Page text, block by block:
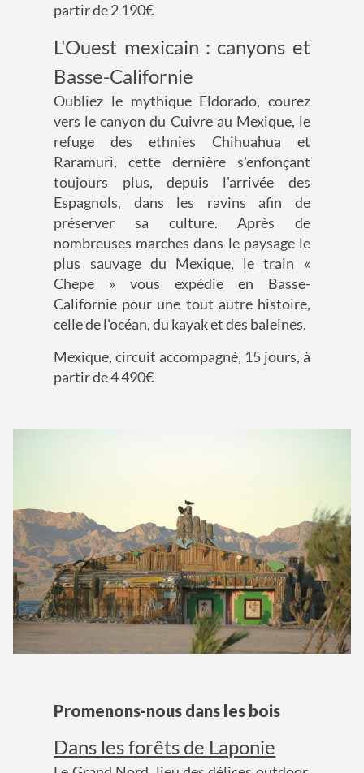
partir de 2 190€
L'Ouest mexicain : canyons et
Basse-Californie
Oubliez le mythique Eldorado, courez
vers le canyon du Cuivre au Mexique, le
refuge des ethnies Chihuahua et
Raramuri, cette dernière s'enfonçant
toujours plus, depuis l'arrivée des
Espagnols, dans les ravins afin de
préserver sa culture. Après de
nombreuses marches dans le paysage le
plus sauvage du Mexique, le train «
Chepe » vous expédie en Basse-
Californie pour une tout autre histoire,
celle de l'océan, du kayak et des baleines.
Mexique, circuit accompagné, 15 jours, à
partir de 4 490€
Promenons-nous dans les bois
Dans les forêts de Laponie